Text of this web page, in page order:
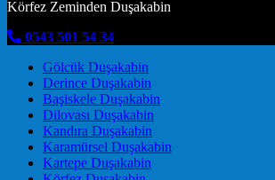
Körfez Zeminden Duşakabin
0543 501 54 34
Gölcük Duşakabin
Derince Duşakabin
Başiskele Duşakabin
Dilovası Duşakabin
Kandıra Duşakabin
Karamürsel Duşakabin
Kartepe Duşakabin